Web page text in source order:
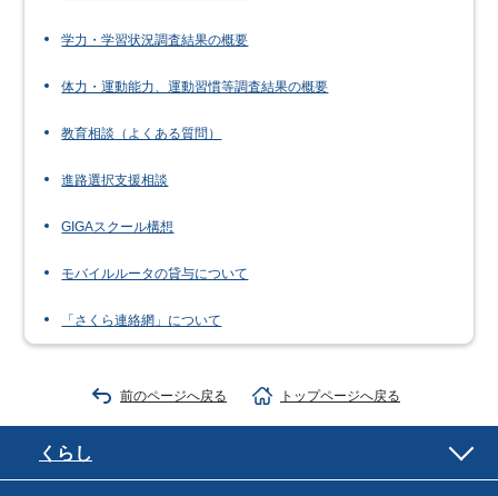
学力・学習状況調査結果の概要
体力・運動能力、運動習慣等調査結果の概要
教育相談（よくある質問）
進路選択支援相談
GIGAスクール構想
モバイルルータの貸与について
「さくら連絡網」について
前のページへ戻る トップページへ戻る
くらし